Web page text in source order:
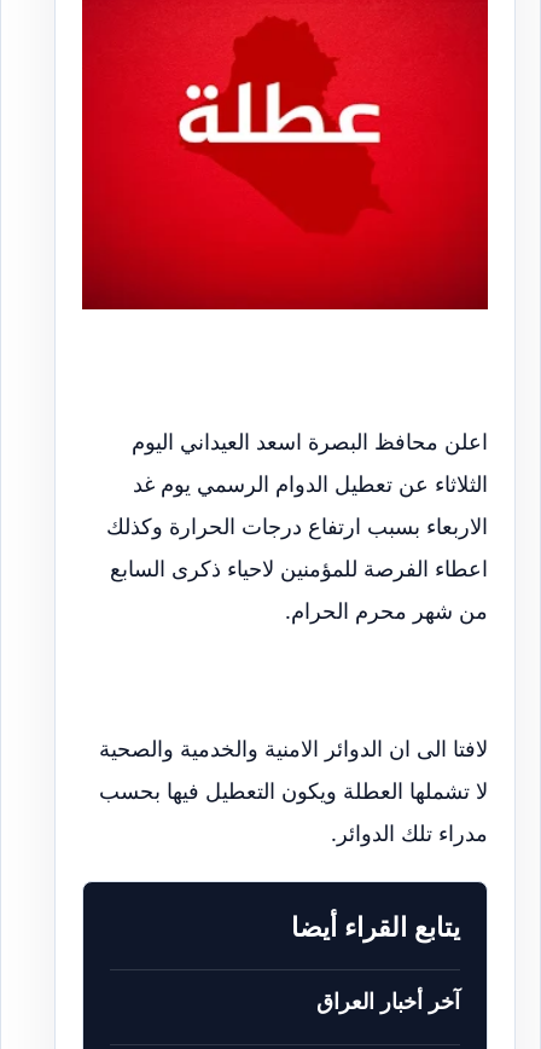
اعلن محافظ البصرة اسعد العيداني اليوم
الثلاثاء عن تعطيل الدوام الرسمي يوم غد
الاربعاء بسبب ارتفاع درجات الحرارة وكذلك
اعطاء الفرصة للمؤمنين لاحياء ذكرى السابع
من شهر محرم الحرام.
لافتا الى ان الدوائر الامنية والخدمية والصحية
لا تشملها العطلة ويكون التعطيل فيها بحسب
مدراء تلك الدوائر.
يتابع القراء أيضا
آخر أخبار العراق